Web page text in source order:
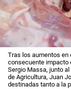
Tras los aumentos en
consecuente impacto
Sergio Massa, junto
de Agricultura, Juan
destinadas tanto a la